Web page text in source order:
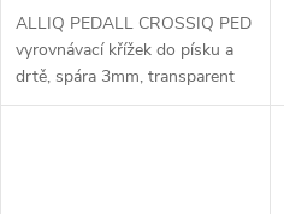
ALLIQ PEDALL CROSSIQ PED
vyrovnávací křížek do písku a
drtě, spára 3mm, transparent